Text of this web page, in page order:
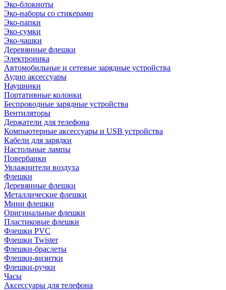
Эко-блокноты
Эко-наборы со стикерами
Эко-папки
Эко-сумки
Эко-чашки
Деревянные флешки
Электроника
Автомобильные и сетевые зарядные устройства
Аудио аксессуары
Наушники
Портативные колонки
Беспроводные зарядные устройства
Вентиляторы
Держатели для телефона
Компьютерные аксессуары и USB устройства
Кабели для зарядки
Настольные лампы
Повербанки
Увлажнители воздуха
Флешки
Деревянные флешки
Металлические флешки
Мини флешки
Оригинальные флешки
Пластиковые флешки
Флешки PVC
Флешки Twister
Флешки-браслеты
Флешки-визитки
Флешки-ручки
Часы
Аксессуары для телефона